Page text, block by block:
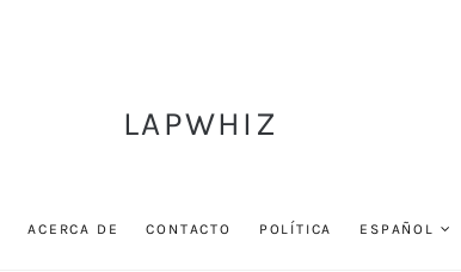
LAPWHIZ
ACERCA DE CONTACTO POLÍTICA ESPAÑOL